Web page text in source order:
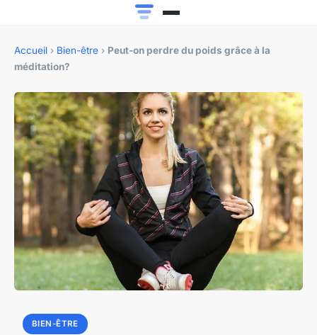
Accueil › Bien-être › Peut-on perdre du poids grâce à la
méditation?
BIEN-ÊTRE